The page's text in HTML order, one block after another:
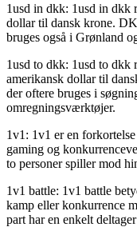
1usd in dkk: 1usd in dkk
dollar til dansk krone.
bruges også i Grønland
1usd to dkk: 1usd to dkk
amerikansk dollar til
der oftere bruges i
omregningsværktøjer.
1v1: 1v1 er en
gaming og
to personer spiller mod
1v1 battle: 1v1 battle
kamp eller konkurrence
part har en enkelt